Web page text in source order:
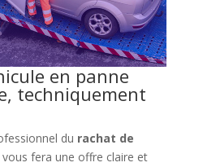
en panne
techniquement
du rachat de
vous fera une offre claire et